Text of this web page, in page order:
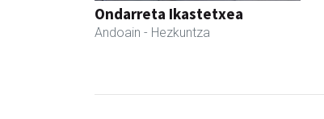
Ondarreta Ikastetxea
Andoain - Hezkuntza